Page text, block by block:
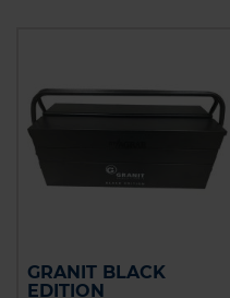
GRANIT BLACK
EDITION